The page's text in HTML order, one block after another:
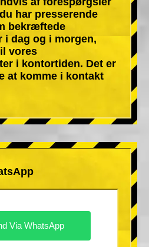
har presserende
bekræftede
i dag og i morgen,
vores
i kontortiden. Det er
at komme i kontakt